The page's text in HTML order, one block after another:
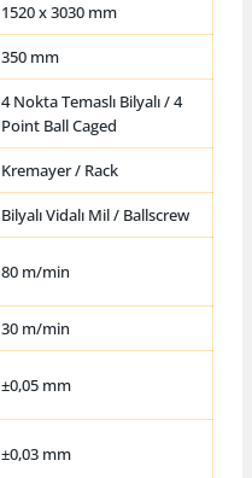
1520 x 3030 mm
350 mm
4 Nokta Temaslı Bilyalı / 4
Point Ball Caged
Kremayer / Rack
Bilyalı Vidalı Mil / Ballscrew
80 m/min
30 m/min
±0,05 mm
±0,03 mm